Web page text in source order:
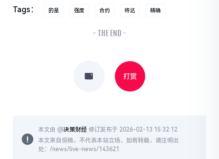
Tags： 的是 强度 合约 将达 精确
- THE END -
打赏
本文由 @决策财经 修订发布于 2026-02-13 15:32:12
本文来自投稿，不代表本站立场，如若转载，请注明出
处：/news/live-news/143621